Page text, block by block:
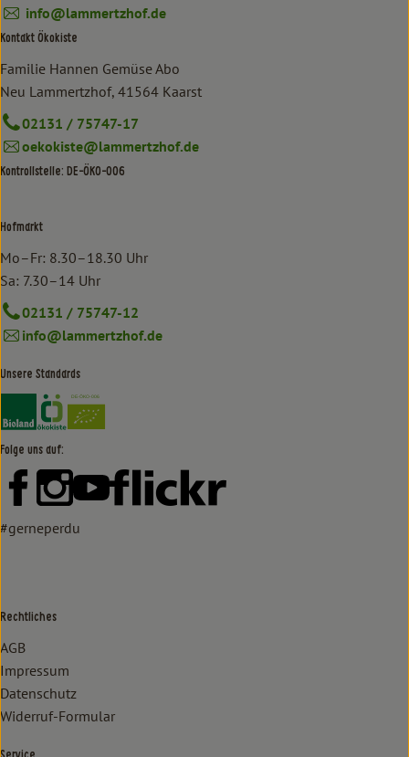
info@lammertzhof.de
Kontakt Ökokiste
Familie Hannen Gemüse Abo
Neu Lammertzhof, 41564 Kaarst
02131 / 75747-17
oekokiste@lammertzhof.de
Kontrollstelle: DE-ÖKO-006
Hofmarkt
Mo–Fr: 8.30–18.30 Uhr
Sa: 7.30–14 Uhr
02131 / 75747-12
info@lammertzhof.de
Unsere Standards
Externer Link zu https://www.bioland.de/verbraucher
Externer Link zu https://www.oekokiste.de/
Folge uns auf:
Externer Link zu https://www.facebook.com/lammertzhof/
Externer Link zu https://www.instagram.com/
Externer Link zu https://www.youtube.com/
Externer Link zu https://
#gerneperdu
Rechtliches
AGB
Impressum
Datenschutz
Widerruf-Formular